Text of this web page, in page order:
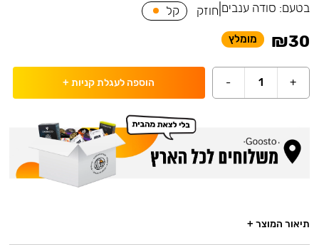
בטעם: סודה ענבים חוזק קל
₪30 מומלץ
+
1
- הוספה לעגלת קניות +
תיאור המוצר +